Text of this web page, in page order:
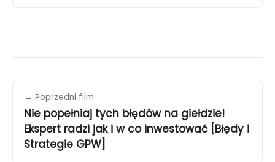
← Poprzedni film
Nie popełniaj tych błędów na giełdzie!
Ekspert radzi jak i w co inwestować [Błędy i
Strategie GPW]